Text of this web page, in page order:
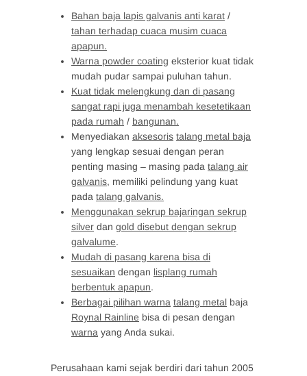
Bahan baja lapis galvanis anti karat /
tahan terhadap cuaca musim cuaca
apapun.
Warna powder coating eksterior kuat tidak
mudah pudar sampai puluhan tahun.
Kuat tidak melengkung dan di pasang
sangat rapi juga menambah kesetetikaan
pada rumah / bangunan.
Menyediakan aksesoris talang metal baja
yang lengkap sesuai dengan peran
penting masing – masing pada talang air
galvanis, memiliki pelindung yang kuat
pada talang galvanis.
Menggunakan sekrup bajaringan sekrup
silver dan gold disebut dengan sekrup
galvalume.
Mudah di pasang karena bisa di
sesuaikan dengan lisplang rumah
berbentuk apapun.
Berbagai pilihan warna talang metal baja
Roynal Rainline bisa di pesan dengan
warna yang Anda sukai.
Perusahaan kami sejak berdiri dari tahun 2005